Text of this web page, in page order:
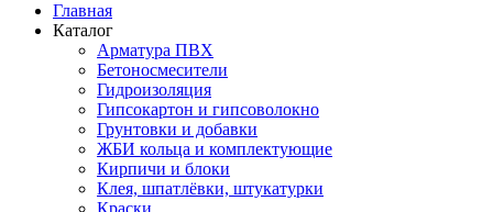
Главная
Каталог
Арматура ПВХ
Бетоносмесители
Гидроизоляция
Гипсокартон и гипсоволокно
Грунтовки и добавки
ЖБИ кольца и комплектующие
Кирпичи и блоки
Клея, шпатлёвки, штукатурки
Краски